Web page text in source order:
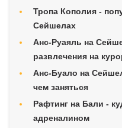
Тропа Кополия -
Сейшелах
Анс-Руаяль на
развлечения на
Анс-Буало на
чем заняться
Рафтинг на Бали -
адреналином